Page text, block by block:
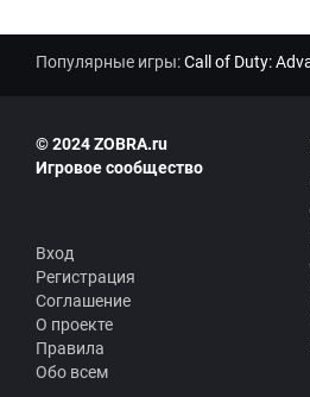
Популярные игры:Call of Duty:
© 2024 ZOBRA.ru
Игровое сообщество
Вход
Регистрация
Соглашение
О проекте
Правила
Обо всем